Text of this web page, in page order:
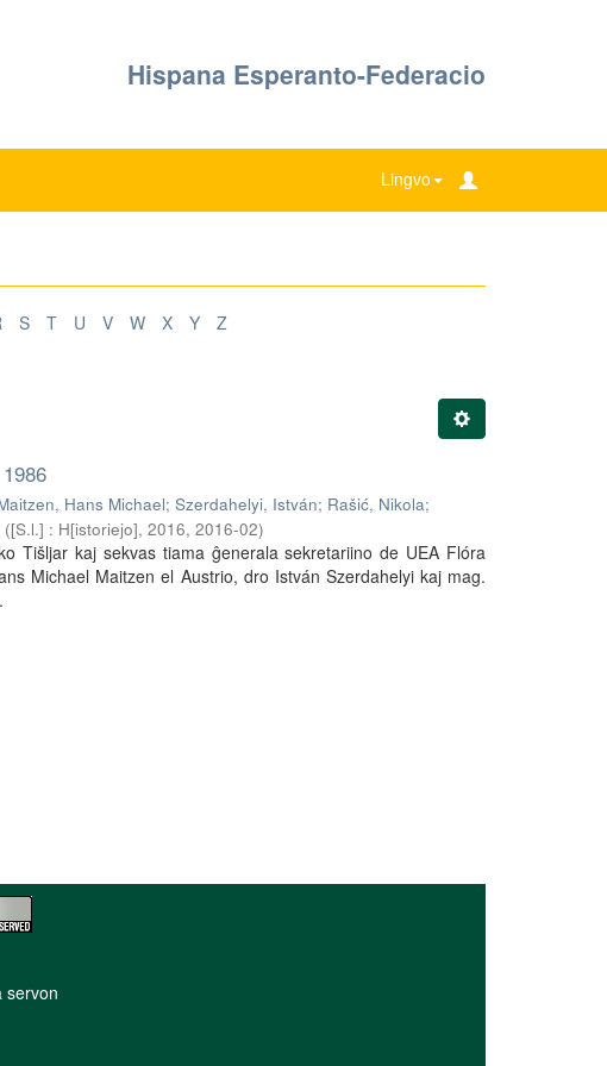
Hispana Esperanto-Federacio
Lingvo
S T U V W X Y
Z
Hans Michael; Szerdahelyi, István; Rašić, Nikola;
([S.l.] : H[istoriejo], 2016, 2016-02)
Tišljar kaj sekvas tiama ĝenerala sekretariino de UEA Flóra
Michael Maitzen el Austrio, dro István Szerdahelyi kaj mag.
servon